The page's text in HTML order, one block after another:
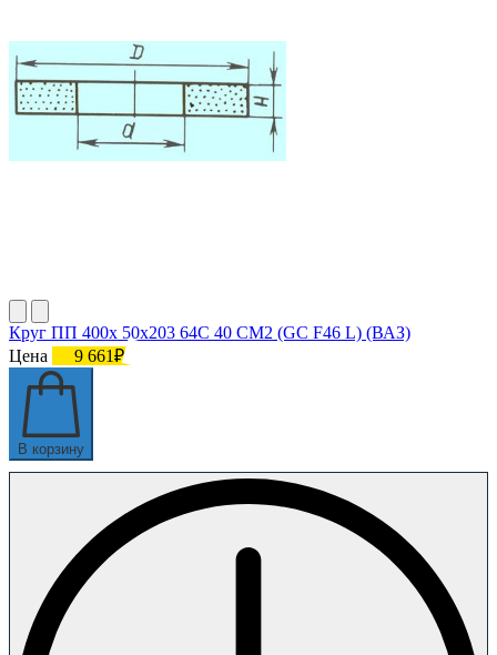
Круг ПП 400х 50х203 64С 40 СМ2 (GC F46 L) (ВАЗ)
Цена
9 661₽
В корзину